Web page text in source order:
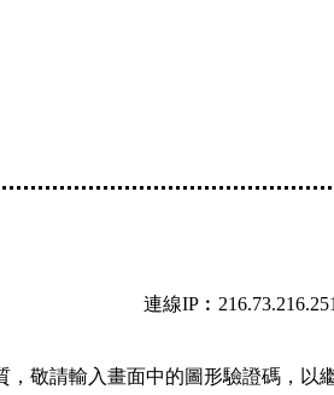
連線
，敬請輸入畫面中的圖形驗證碼，以